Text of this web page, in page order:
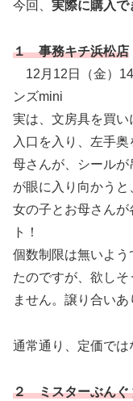
今回、 実際に購入で
１ 事務キチ浜松店
12月12日（金）
ンズmini
実は、文房具を買い
入口を入り、左手
母さんが、シール
が眼に入り向かうと
女の子とお母さん
ト！
個数制限は無いよう
たのですが、欲し
ません。譲り合いあ
通常通り、定価では
２ ミスターぶんぐ